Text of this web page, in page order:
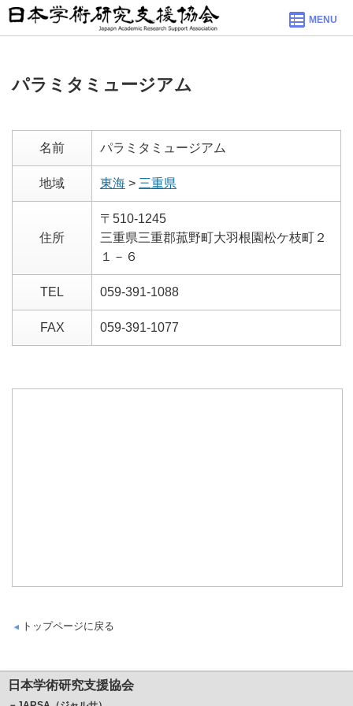
MENU
パラミタミュージアム
名前 パラミタミュージアム
地域 東海 > 三重県
住所
〒510-1245
三重県三重郡菰野町大羽根園松ケ枝町２
１－６
TEL 059-391-1088
FAX 059-391-1077
トップページに戻る
日本学術研究支援協会